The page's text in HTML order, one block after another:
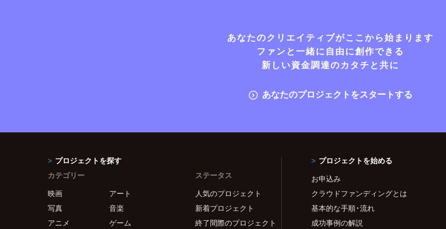
あなたのクリエイティブがここから始まります
ファンと一緒に自由に創作できる
新しい資金調達のカタチと共に
あなたのプロジェクトをスタートする
プロジェクトを探す
カテゴリー
映画
アート
写真
音楽
アニメ
ゲーム
ステータス
人気のプロジェクト
新着プロジェクト
終了間際のプロジェクト
プロジェクトを始める
お申込み
クラウドファンディングとは
基本的な手順・流れ
成功事例の解説